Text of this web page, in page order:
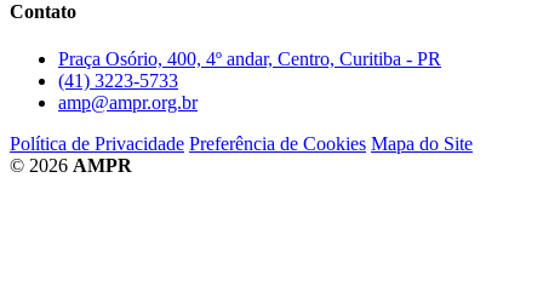
Contato
Praça Osório, 400, 4º andar, Centro, Curitiba - PR
(41) 3223-5733
amp@ampr.org.br
Política de Privacidade Preferência de Cookies Mapa do Site
© 2026 AMPR